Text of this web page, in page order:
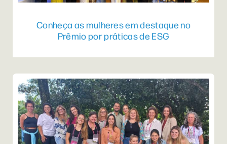
Conheça as mulheres em destaque no
Prêmio por práticas de ESG